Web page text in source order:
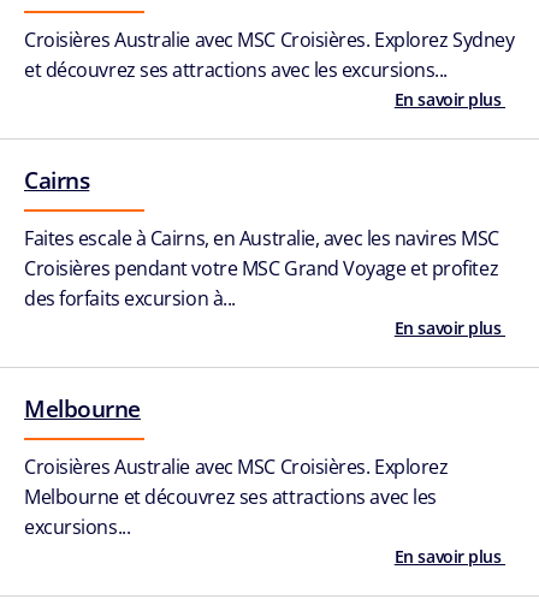
Croisières Australie avec MSC Croisières. Explorez Sydney
et découvrez ses attractions avec les excursions...
En savoir plus
Cairns
Faites escale à Cairns, en Australie, avec les navires MSC
Croisières pendant votre MSC Grand Voyage et profitez
des forfaits excursion à...
En savoir plus
Melbourne
Croisières Australie avec MSC Croisières. Explorez
Melbourne et découvrez ses attractions avec les
excursions...
En savoir plus